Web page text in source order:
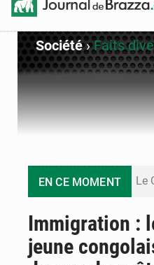
Société›Faits
EN CE MOMENT
Immigration :
jeune